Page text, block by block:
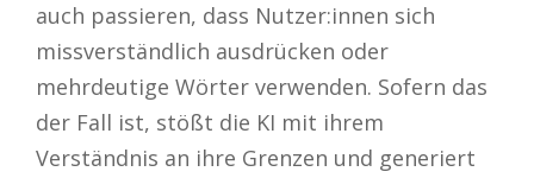
auch passieren, dass Nutzer:innen sich
missverständlich ausdrücken oder
mehrdeutige Wörter verwenden. Sofern das
der Fall ist, stößt die KI mit ihrem
Verständnis an ihre Grenzen und generiert